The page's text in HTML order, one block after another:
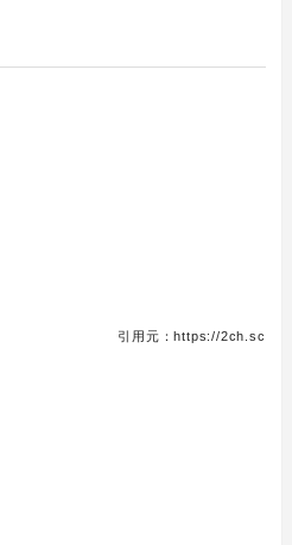
引用元：https://2ch.sc